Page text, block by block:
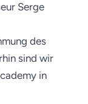
Serge
des
sind wir
in